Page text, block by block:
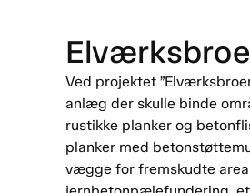
Ved projektet
anlæg der skulle binde
rustikke planker og
planker med
vægge for fremskudte